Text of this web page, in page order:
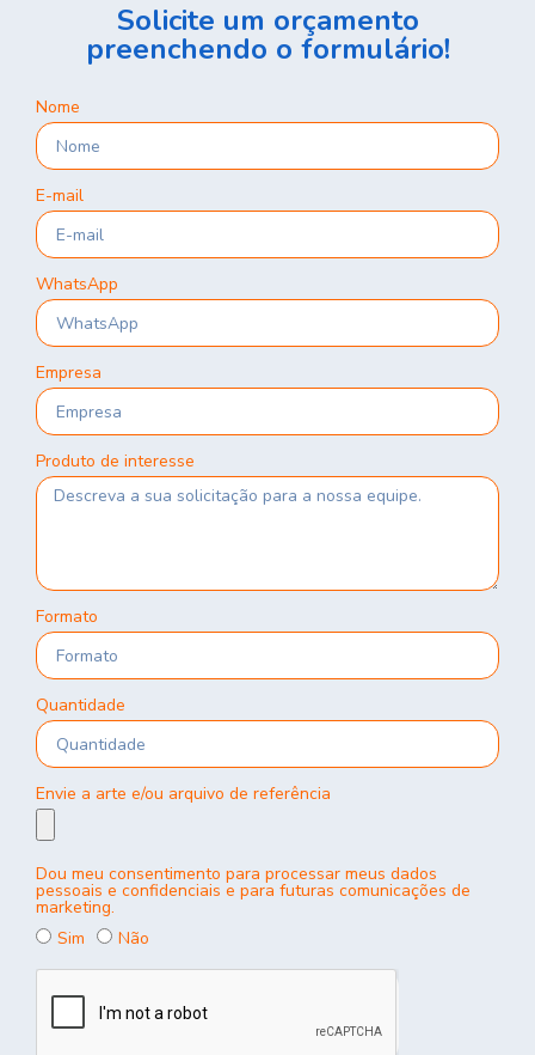
Solicite um orçamento
preenchendo o formulário!
Nome
E-mail
WhatsApp
Empresa
Produto de interesse
Formato
Quantidade
Envie a arte e/ou arquivo de referência
Dou meu consentimento para processar meus dados
pessoais e confidenciais e para futuras comunicações de
marketing.
Sim
Não